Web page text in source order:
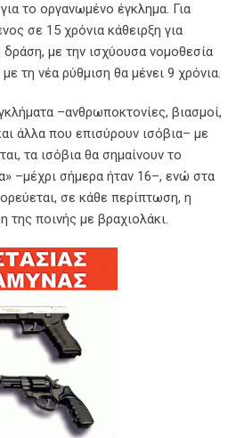
το οργανωμένο έγκλημα. Για
σε 15 χρόνια κάθειρξη για
με την ισχύουσα νομοθεσία
τη νέα ρύθμιση θα μένει 9 χρόνια.
–ανθρωποκτονίες, βιασμοί,
άλλα που επισύρουν ισόβια– με
τα ισόβια θα σημαίνουν το
–μέχρι σήμερα ήταν 16–, ενώ στα
σε κάθε περίπτωση, η
της ποινής με βραχιολάκι.